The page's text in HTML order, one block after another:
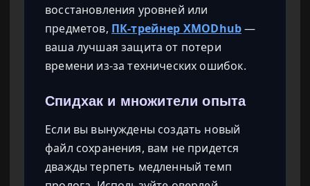
восстановления уровней или
предметов, ПК-трейнер XMODhub—
ваша лучшая защита от потери
времени из-за технических ошибок.
Спидхак и множители опыта
Если вы вынуждены создать новый
файл сохранения, вам не придется
дважды терпеть медленный темп